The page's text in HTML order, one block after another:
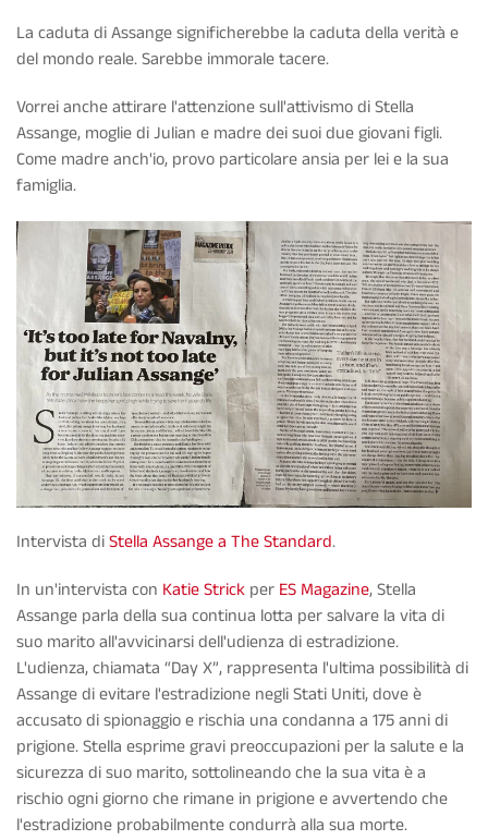
La caduta di Assange significherebbe la caduta della verità e
del mondo reale. Sarebbe immorale tacere.
Vorrei anche attirare l'attenzione sull'attivismo di Stella
Assange, moglie di Julian e madre dei suoi due giovani figli.
Come madre anch'io, provo particolare ansia per lei e la sua
famiglia.
Intervista diStella Assange a The Standard.
In un'intervista con Katie Strick per ES Magazine, Stella
Assange parla della sua continua lotta per salvare la vita di
suo marito all'avvicinarsi dell'udienza di estradizione.
L'udienza, chiamata “Day X”, rappresenta l'ultima possibilità di
Assange di evitare l'estradizione negli Stati Uniti, dove è
accusato di spionaggio e rischia una condanna a 175 anni di
prigione. Stella esprime gravi preoccupazioni per la salute e la
sicurezza di suo marito, sottolineando che la sua vita è a
rischio ogni giorno che rimane in prigione e avvertendo che
l'estradizione probabilmente condurrà alla sua morte.